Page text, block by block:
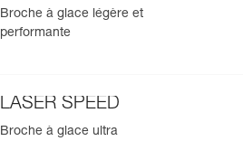
Broche à glace légère et
performante
LASER SPEED
Broche à glace ultra